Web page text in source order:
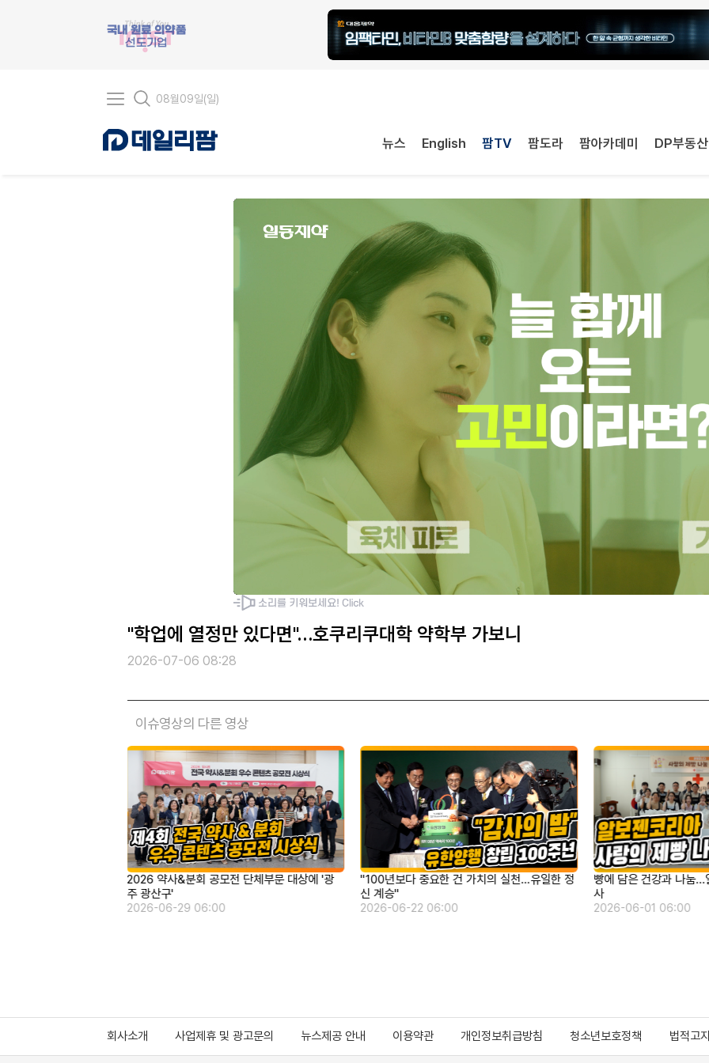
08월09일(일)
뉴스 English 팜TV 팜도라 팜아카데미 DP부동산
"학업에 열정만 있다면"…호쿠리쿠대학 약학부 가보니
2026-07-06 08:28
이슈영상의 다른 영상
"100년보다 중요한 건 가치의 실천…유일한 정
신 계승"
2026-06-22 06:00
빵에 담은 건강과 나눔...알보젠 사랑의 제빵 봉
사
2026-06-01 06:00
"KDDF, 투자 심의 고도
키운다"
2026-05-16 06:00
회사소개 사업제휴 및 광고문의 뉴스제공 안내 이용약관 개인정보취급방침 청소년보호정책 법적고